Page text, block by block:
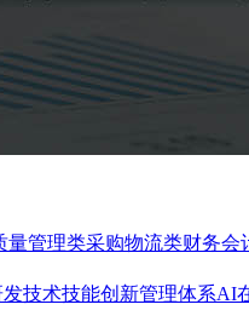
量管理类采购物流类财务会
发技术技能创新管理体系AI